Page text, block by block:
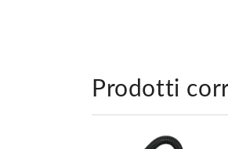
Prodotti